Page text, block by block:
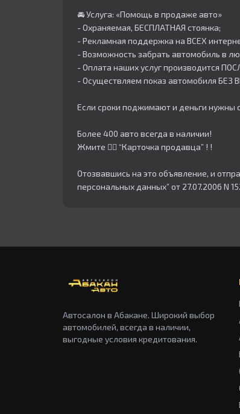
🚘 Услуга: «Помощь в продаже авто»
- Охраняемая, БЕСПЛАТНАЯ стоянка;
- Рекламная поддержка на ВСЕХ
- Возможность забрать автомобиль в
- Оплата наших услуг производится
- Осуществляем показ автомобиля
Если сроки поджимают и деньги нужны
Более 400 авто всегда в наличии!
Жмите 👇🏻 “Карточка продавца” ! !
Отозвавшись на это объявление, и
персональных данных” от 27.07.2006 N
Автосалон в Абакане. Широкий выбор
автомобилей, всегда в наличии,
выгодные условия кредитования.